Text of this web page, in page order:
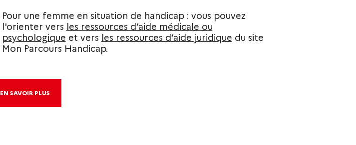
Pour une femme en situation de handicap : vous pouvez
l'orienter vers les ressources d’aide médicale ou
psychologique et vers les ressources d’aide juridique du site
Mon Parcours Handicap.
EN SAVOIR PLUS